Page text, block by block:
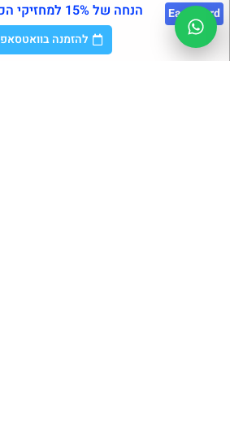
East Card הנחה של 15% למחזיקי הכרטיס!
להזמנה בוואטסאפ